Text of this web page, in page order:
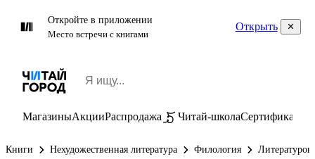
Откройте в приложении
Место встречи с книгами
Открыть
МагазиныАкцииРаспродажа Читай-школаСертификаты
Книги Нехудожественная литература Филология